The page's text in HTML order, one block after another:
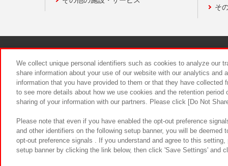
そ
食品のご
We collect unique personal identifiers such as cookies to analyze our
share information about your use of our website with our analytics and
information that you have provided to them or that they have
to see more details about how we use cookies and the retention
sharing of your information with our partners. Please click [Do Not
Please note that even if you have enabled the opt-out preference
and other identifiers on the following setup banner, you will be
opt-out preference signals . If you understand and agree to this
setup banner by clicking the link below, then click 'Save Settings' and